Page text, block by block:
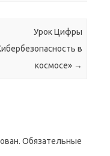
Урок Цифры
в
космосе» →
Обязательные